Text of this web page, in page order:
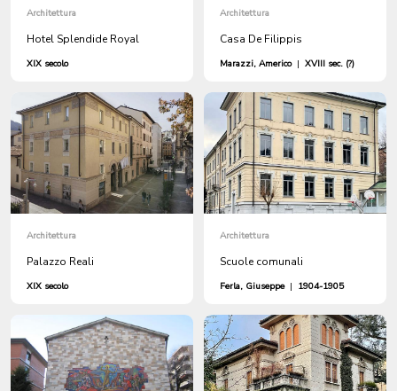
Architettura
Hotel Splendide Royal
XIX secolo
Architettura
Casa De Filippis
Marazzi, Americo | XVIII sec. (?)
Architettura
Palazzo Reali
XIX secolo
Architettura
Scuole comunali
Ferla, Giuseppe | 1904-1905